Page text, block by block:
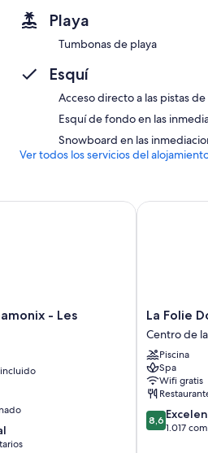
Playa
Tumbonas de playa
Esquí
Acceso directo a las pistas
Esquí de fondo en las
Snowboard en las
Ver todos los servicios del
- Les
- Les Houches
La
Folie
Douce
Hôtel
Chamonix
Centro
de
la
ciudad
La Folie
Centro de
Piscina
Spa
Wifi gratis
8.6
sobre
8,6
1.017
La Folie